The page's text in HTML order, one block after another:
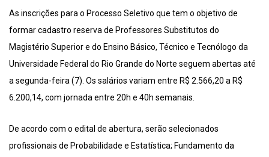
As inscrições para o Processo Seletivo que tem o objetivo de
formar cadastro reserva de Professores Substitutos do
Magistério Superior e do Ensino Básico, Técnico e Tecnólogo da
Universidade Federal do Rio Grande do Norte seguem abertas até
a segunda-feira (7). Os salários variam entre R$ 2.566,20 a R$
6.200,14, com jornada entre 20h e 40h semanais.
De acordo com o edital de abertura, serão selecionados
profissionais de Probabilidade e Estatística; Fundamento da